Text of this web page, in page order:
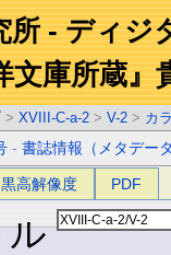
所 - ディジ
文庫所蔵』
> XVIII-C-a-2 > V-2 > カ
-書誌情報（メタデー
高解像度 PDF
ル